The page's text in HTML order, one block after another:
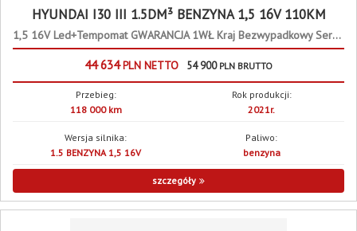
HYUNDAI I30 III 1.5DM³ BENZYNA 1,5 16V 110KM
1,5 16V Led+Tempomat GWARANCJA 1WŁ Kraj Bezwypadkowy Serwisowany F23%
44 634PLN NETTO 54 900 PLN BRUTTO
Przebieg:
118 000 km
Rok produkcji:
2021r.
Wersja silnika:
1.5 BENZYNA 1,5 16V
Paliwo:
benzyna
szczegóły